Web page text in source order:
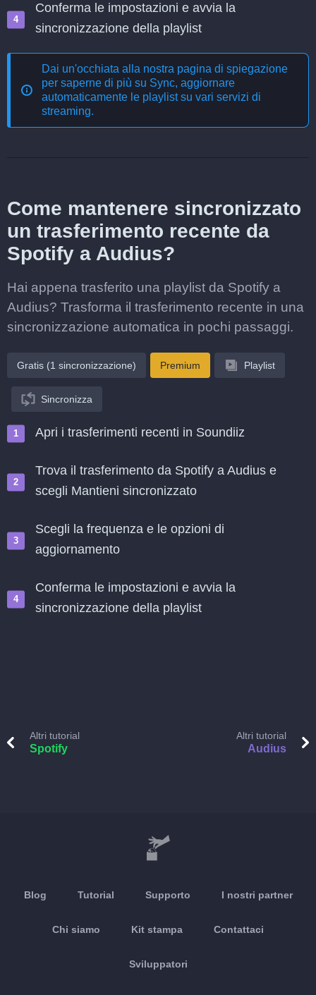
Conferma le impostazioni e avvia la
sincronizzazione della playlist
Dai un'occhiata alla nostra pagina di spiegazione
per saperne di più su Sync, aggiornare
automaticamente le playlist su vari servizi di
streaming.
Come mantenere sincronizzato
un trasferimento recente da
Spotify a Audius?
Hai appena trasferito una playlist da Spotify a
Audius? Trasforma il trasferimento recente in una
sincronizzazione automatica in pochi passaggi.
Gratis (1 sincronizzazione) Premium Playlist
Sincronizza
Apri i trasferimenti recenti in Soundiiz
Trova il trasferimento da Spotify a Audius e
scegli Mantieni sincronizzato
Scegli la frequenza e le opzioni di
aggiornamento
Conferma le impostazioni e avvia la
sincronizzazione della playlist
Altri tutorial
Spotify
Altri tutorial
Audius
Blog Tutorial Supporto I nostri partner
Chi siamo Kit stampa Contattaci
Sviluppatori